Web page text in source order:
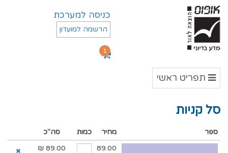
כניסה למערכת
הרשמה למועדון
1
תפריט
תפריט ראשי
סל קניות
ספר מחיר כמות סה"כ
89.00
89.00
₪